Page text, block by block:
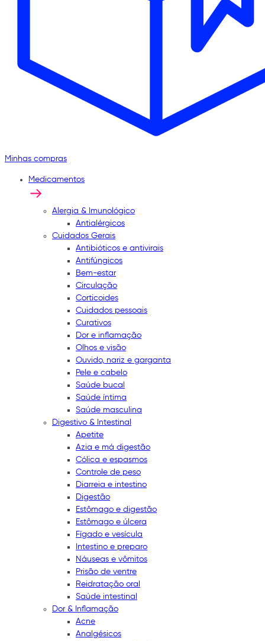
Minhas compras
Medicamentos
Alergia & Imunológico
Antialérgicos
Cuidados Gerais
Antibióticos e antivirais
Antifúngicos
Bem-estar
Circulação
Corticoides
Cuidados pessoais
Curativos
Dor e inflamação
Olhos e visão
Ouvido, nariz e garganta
Pele e cabelo
Saúde bucal
Saúde íntima
Saúde masculina
Digestivo & Intestinal
Apetite
Azia e má digestão
Cólica e espasmos
Controle de peso
Diarreia e intestino
Digestão
Estômago e digestão
Estômago e úlcera
Fígado e vesícula
Intestino e preparo
Náuseas e vômitos
Prisão de ventre
Reidratação oral
Saúde intestinal
Dor & Inflamação
Acne
Analgésicos